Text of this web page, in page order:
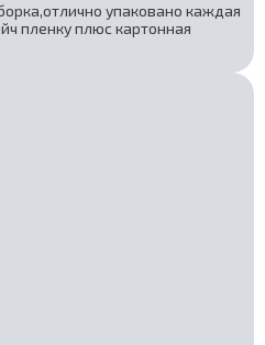
упаковано каждая
пленку плюс картонная